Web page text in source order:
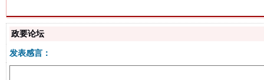
政要论坛
发表感言：